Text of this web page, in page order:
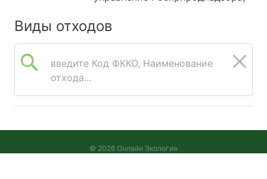
Виды отходов
введите Код ФККО, Наименование
отхода...
© 2026 Онлайн Экология